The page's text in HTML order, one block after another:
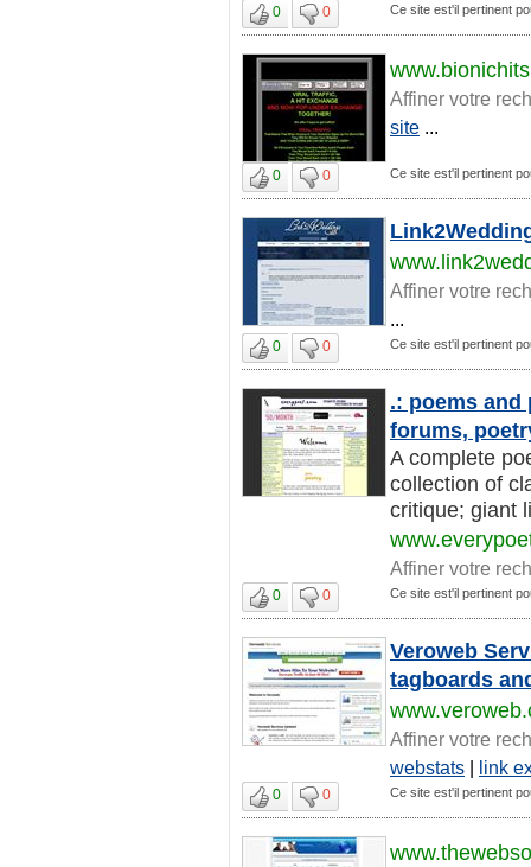
0 0 Ce site est'il pertinent
Affiner votre
site ...
0 0 Ce site est'il pertinent
Affiner votre
...
0 0 Ce site est'il pertinent
.: poems
forums,
A complete
collection of
critique; giant
Affiner votre
0 0 Ce site est'il pertinent
Veroweb
tagboards
Affiner votre
webstats | link
0 0 Ce site est'il pertinent